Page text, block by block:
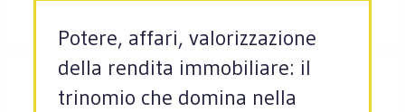
Potere, affari, valorizzazione
della rendita immobiliare: il
trinomio che domina nella